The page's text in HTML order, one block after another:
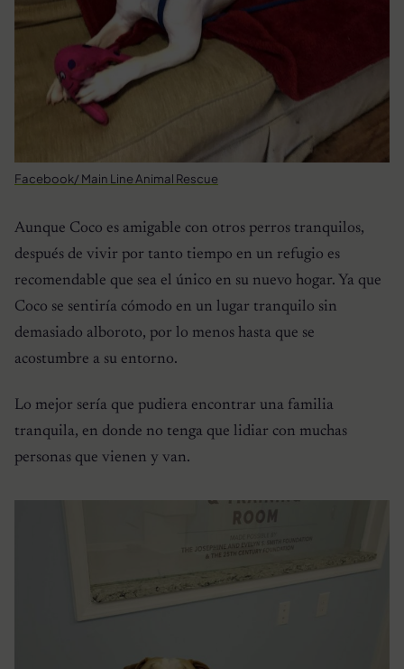
Facebook/ Main Line Animal Rescue
Aunque Coco es amigable con otros perros tranquilos,
después de vivir por tanto tiempo en un refugio es
recomendable que sea el único en su nuevo hogar. Ya que
Coco se sentiría cómodo en un lugar tranquilo sin
demasiado alboroto, por lo menos hasta que se
acostumbre a su entorno.
Lo mejor sería que pudiera encontrar una familia
tranquila, en donde no tenga que lidiar con muchas
personas que vienen y van.